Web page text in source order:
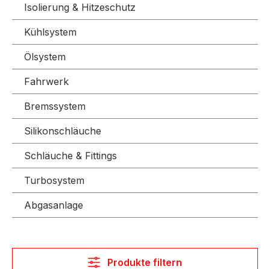
Isolierung & Hitzeschutz
Kühlsystem
Ölsystem
Fahrwerk
Bremssystem
Silikonschläuche
Schläuche & Fittings
Turbosystem
Abgasanlage
Produkte filtern